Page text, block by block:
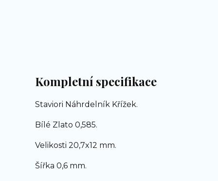
Kompletní specifikace
Staviori Náhrdelník Křížek.
Bílé Zlato 0,585.
Velikosti 20,7x12 mm.
Šířka 0,6 mm.